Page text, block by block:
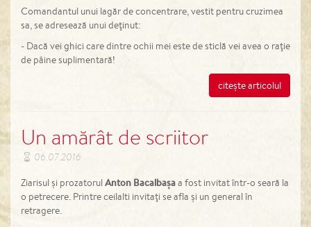
Comandantul unui lagăr de concentrare, vestit pentru cruzimea
sa, se adresează unui deţinut:
- Dacă vei ghici care dintre ochii mei este de sticlă vei avea o raţie
de pâine suplimentară!
citește articolul
Un amărât de scriitor
06.07.2016
Ziarisul şi prozatorulAnton Bacalbaşaa fost invitat într-o seară la
o petrecere. Printre ceilalti invitaţi se afla şi un general în
retragere.